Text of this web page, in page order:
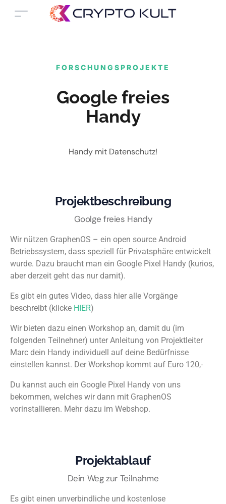
FORSCHUNGSPROJEKTE
Google freies
Handy
Handy mit Datenschutz!
Projektbeschreibung
Goolge freies Handy
Wir nützen GraphenOS – ein open source Android
Betriebssystem, dass speziell für Privatsphäre entwickelt
wurde. Dazu braucht man ein Google Pixel Handy (kurios,
aber derzeit geht das nur damit).
Es gibt ein gutes Video, dass hier alle Vorgänge
beschreibt (klicke HIER)
Wir bieten dazu einen Workshop an, damit du (im
folgenden Teilnehner) unter Anleitung von Projektleiter
Marc dein Handy individuell auf deine Bedürfnisse
einstellen kannst. Der Workshop kommt auf Euro 120,-
Du kannst auch ein Google Pixel Handy von uns
bekommen, welches wir dann mit GraphenOS
vorinstallieren. Mehr dazu im Webshop.
Projektablauf
Dein Weg zur Teilnahme
Es gibt einen unverbindliche und kostenlose